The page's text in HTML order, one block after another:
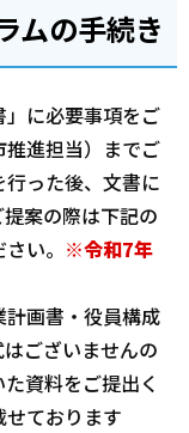
ムの手続き
」に必要事項をご
進担当）までご
った後、文書に
案の際は下記の
い。 ※令和7年
画書・役員構成
ございませんの
資料をご提出く
ております